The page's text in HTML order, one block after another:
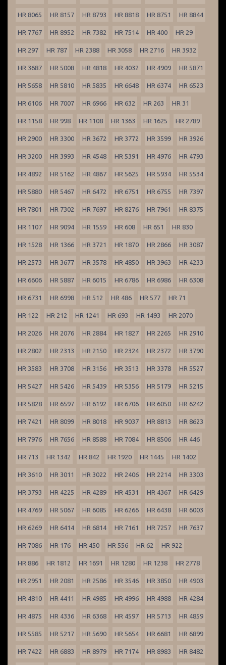
HR 8065 HR 8157 HR 8793 HR 8818 HR 8751 HR 8844
HR 7767 HR 8952 HR 7382 HR 7514 HR 400 HR 29
HR 297 HR 787 HR 2388 HR 3058 HR 2716 HR 3932
HR 3687 HR 5008 HR 4818 HR 4032 HR 4909 HR 5871
HR 5658 HR 5810 HR 5835 HR 6648 HR 6374 HR 6523
HR 6106 HR 7007 HR 6966 HR 632 HR 263 HR 31
HR 1158 HR 998 HR 1108 HR 1363 HR 1625 HR 2789
HR 2900 HR 3300 HR 3672 HR 3772 HR 3599 HR 3926
HR 3200 HR 3993 HR 4548 HR 5391 HR 4976 HR 4793
HR 4892 HR 5162 HR 4867 HR 5625 HR 5934 HR 5534
HR 5880 HR 5467 HR 6472 HR 6751 HR 6755 HR 7397
HR 7801 HR 7302 HR 7697 HR 8276 HR 7961 HR 8375
HR 1107 HR 9094 HR 1559 HR 608 HR 651 HR 830
HR 1528 HR 1366 HR 3721 HR 1870 HR 2866 HR 3087
HR 2573 HR 3677 HR 3578 HR 4850 HR 3963 HR 4233
HR 6606 HR 5887 HR 6015 HR 6786 HR 6986 HR 6308
HR 6731 HR 6998 HR 512 HR 486 HR 577 HR 71
HR 122 HR 212 HR 1241 HR 693 HR 1493 HR 2070
HR 2026 HR 2076 HR 2884 HR 1827 HR 2265 HR 2910
HR 2802 HR 2313 HR 2150 HR 2324 HR 2372 HR 3790
HR 3583 HR 3708 HR 3156 HR 3513 HR 3378 HR 5527
HR 5427 HR 5426 HR 5439 HR 5356 HR 5179 HR 5215
HR 5828 HR 6597 HR 6192 HR 6706 HR 6050 HR 6242
HR 7421 HR 8099 HR 8018 HR 9037 HR 8813 HR 8623
HR 7976 HR 7656 HR 8588 HR 7084 HR 8506 HR 446
HR 713 HR 1342 HR 842 HR 1920 HR 1445 HR 1402
HR 3610 HR 3011 HR 3022 HR 2406 HR 2214 HR 3303
HR 3793 HR 4225 HR 4289 HR 4531 HR 4367 HR 6429
HR 4769 HR 5067 HR 6085 HR 6266 HR 6438 HR 6003
HR 6269 HR 6414 HR 6814 HR 7161 HR 7257 HR 7637
HR 7086 HR 176 HR 450 HR 556 HR 62 HR 922
HR 886 HR 1812 HR 1691 HR 1280 HR 1238 HR 2778
HR 2951 HR 2081 HR 2586 HR 3546 HR 3850 HR 4903
HR 4810 HR 4411 HR 4985 HR 4996 HR 4988 HR 4284
HR 4875 HR 4336 HR 6368 HR 4597 HR 5713 HR 4859
HR 5585 HR 5217 HR 5690 HR 5654 HR 6681 HR 6899
HR 7422 HR 6883 HR 8979 HR 7174 HR 8983 HR 8482